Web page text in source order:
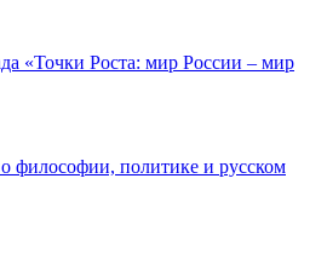
«Точки Роста: мир России – мир
философии, политике и русском